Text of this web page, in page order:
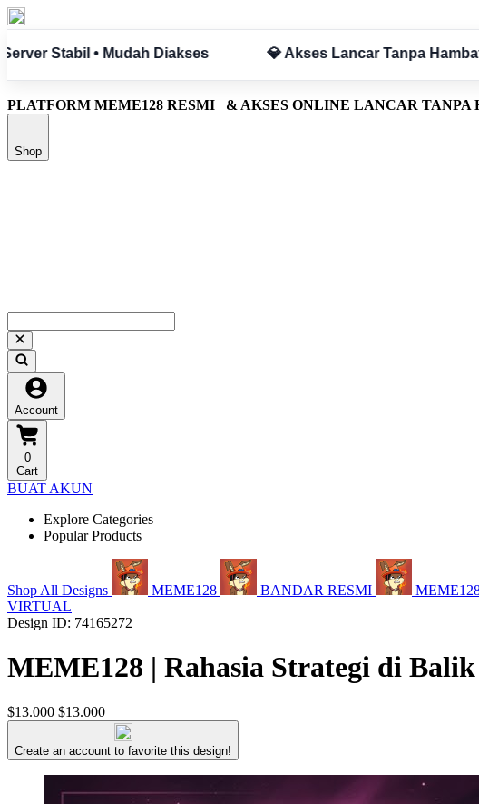
Hambatan ✅ Aman & Terpercaya
PLATFORM MEME128 RESMI & AKSES ONLINE LANCAR TANPA
Shop
Account
0
Cart
BUAT AKUN
Explore Categories
Popular Products
Shop All Designs MEME128 BANDAR RESMI
VIRTUAL
Design ID: 74165272
MEME128 | Rahasia Strategi di
$13.000 $13.000
Create an account to favorite this design!